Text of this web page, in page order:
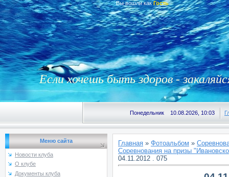
Вы вошли как Гость
Если хочешь быть здоров -
Понедельник 10.08.2026, 10:03
Меню сайта
Новости клуба
О клубе
Документы клуба
Главная » Фотоальбом »
Соревнования на призы
04.11.2012 . 075